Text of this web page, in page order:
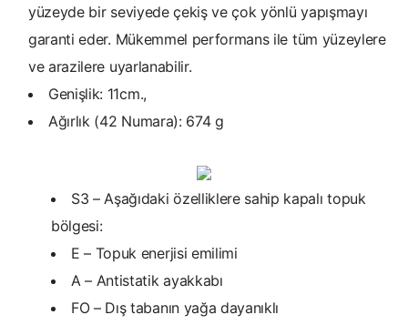
yüzeyde bir seviyede çekiş ve çok yönlü yapışmayı
garanti eder. Mükemmel performans ile tüm yüzeylere
ve arazilere uyarlanabilir.
Genişlik: 11cm.,
Ağırlık (42 Numara): 674 g
S3 – Aşağıdaki özelliklere sahip kapalı topuk
bölgesi:
E – Topuk enerjisi emilimi
A – Antistatik ayakkabı
FO – Dış tabanın yağa dayanıklı